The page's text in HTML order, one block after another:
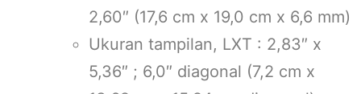
2,60″ (17,6 cm x 19,0 cm x 6,6 mm)
Ukuran tampilan, LXT : 2,83″ x
5,36″ ; 6,0″ diagonal (7,2 cm x